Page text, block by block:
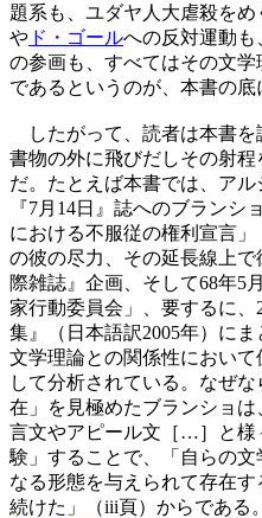
題系も、ユダヤ人大虐殺を
や ド・ゴールへの反対運動も
の参画も、すべてはその文
であるというのが、本書の底
したがって、読者は本書を
書物の外に飛びだしその射
だ。たとえば本書では、ア
『7月14日』誌へのブラン
における不服従の権利宣言
の彼の尽力、その延長線上
際雑誌』企画、そして68年5
家行動委員会」、要するに
集』（日本語訳2005年）に
文学理論との関係性におい
して分析されている。なぜ
在」を見極めたブランショ
言文やアピール文［…］と様
験」することで、「自らの
なる形態を与えられて存在
続けた」（iii頁）からである